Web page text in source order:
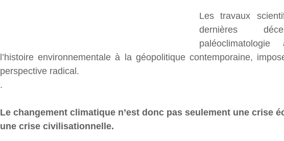
Les travaux
dernières
l’histoire environnementale à la géopolitique contemporaine,
perspective radical.
.
Le changement climatique n’est donc pas seulement une crise
une crise civilisationnelle.